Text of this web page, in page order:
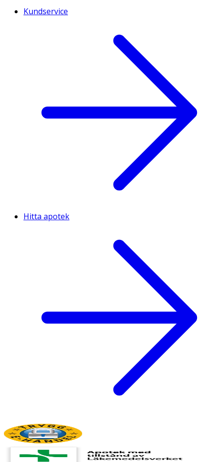
Kundservice
Hitta apotek